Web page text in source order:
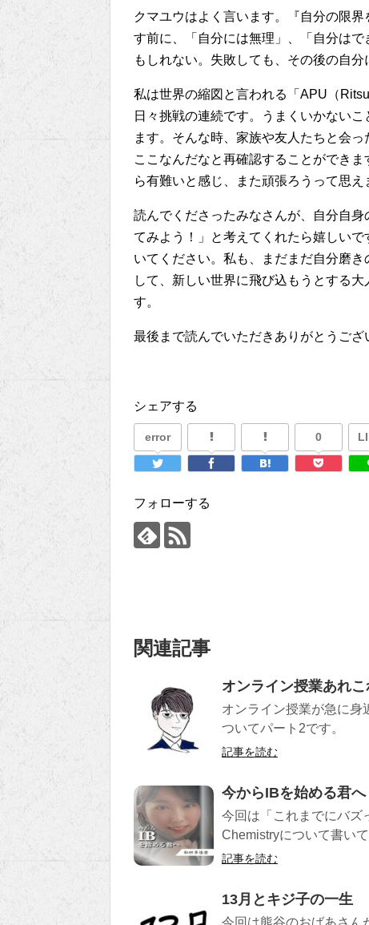
クマユウはよく言います。『自分の限
す前に、「自分には無理」、「自分は
もしれない。失敗しても、その後の自
私は世界の縮図と言われる「APU（
日々挑戦の連続です。うまくいかない
ます。そんな時、家族や友人たちと会
ここなんだなと再確認することができ
ら有難いと感じ、また頑張ろうって思え
読んでくださったみなさんが、自分自
てみよう！」と考えてくれたら嬉しい
いてください。私も、まだまだ自分磨
して、新しい世界に飛び込もうとする
す。
最後まで読んでいただきありがとうござ
シェアする
error 0
フォローする
関連記事
オンライン授業あれ
オンライン授業が急に身
ついてパート2です。
記事を読む
今からIBを始める君
今回は「これまでにバズ
Chemistryについて書い
記事を読む
13月とキジ子の一生
今回は熊谷のおばあさん